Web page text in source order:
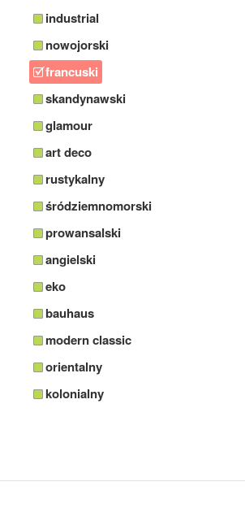
industrial
nowojorski
francuski
skandynawski
glamour
art deco
rustykalny
śródziemnomorski
prowansalski
angielski
eko
bauhaus
modern classic
orientalny
kolonialny